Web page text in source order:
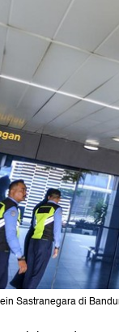
Sastranegara di